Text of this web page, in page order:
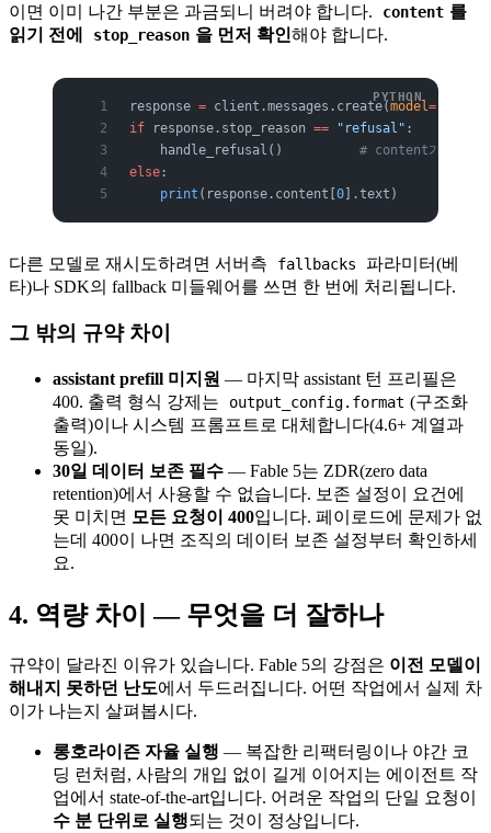
이면 이미 나간 부분은 과금되니 버려야 합니다.
content 를
읽기 전에
stop_reason 을 먼저 확인해야 합니다.
response = client.messages.create(model =
if response.stop_reason == "refusal" :
    handle_refusal()
# content가 비었
else :
    print
(response.content[0].text)
다른 모델로 재시도하려면 서버측 fallbacks
파라미터(베
타)나 SDK의 fallback 미들웨어를 쓰면 한 번에 처리됩니다.
그 밖의 규약 차이
assistant prefill 미지원 — 마지막 assistant 턴 프리필은
400. 출력 형식 강제는
output_config.format (구조화
출력)이나 시스템 프롬프트로 대체합니다(4.6+ 계열과
동일).
30일 데이터 보존 필수 — Fable 5는 ZDR(zero data
retention)에서 사용할 수 없습니다. 보존 설정이 요건에
못 미치면 모든 요청이 400입니다. 페이로드에 문제가 없
는데 400이 나면 조직의 데이터 보존 설정부터 확인하세
요.
4. 역량 차이 — 무엇을 더 잘하나
규약이 달라진 이유가 있습니다. Fable 5의 강점은 이전 모델이
해내지 못하던 난도에서 두드러집니다. 어떤 작업에서 실제 차
이가 나는지 살펴봅시다.
롱호라이즌 자율 실행 — 복잡한 리팩터링이나 야간 코
딩 런처럼, 사람의 개입 없이 길게 이어지는 에이전트 작
업에서 state-of-the-art입니다. 어려운 작업의 단일 요청이
수 분 단위로 실행되는 것이 정상입니다.